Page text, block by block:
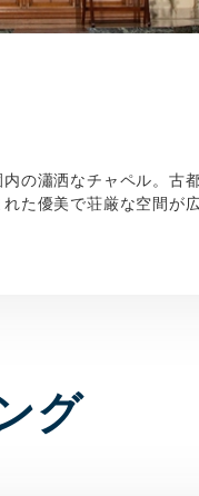
の瀟洒なチャペル。
た優美で荘厳な空間
グ